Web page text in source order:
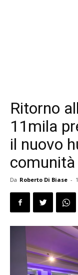
Ritorno
11mila
il nuovo
comunità
Da Roberto Di Biase -